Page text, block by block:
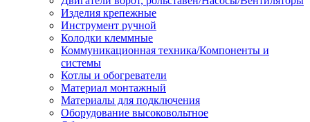
Изделия крепежные
Инструмент ручной
Колодки клеммные
Коммуникационная техника/Компоненты и
системы
Котлы и обогреватели
Материал монтажный
Материалы для подключения
Оборудование высоковольтное